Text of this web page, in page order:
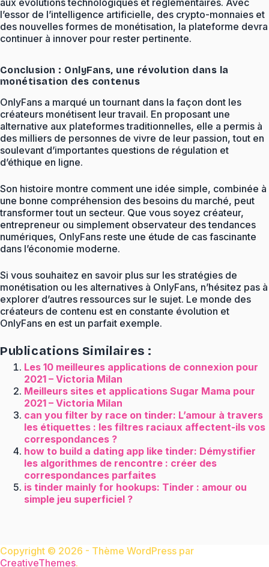
aux évolutions technologiques et réglementaires. Avec
l’essor de l’intelligence artificielle, des crypto-monnaies et
des nouvelles formes de monétisation, la plateforme devra
continuer à innover pour rester pertinente.
Conclusion : OnlyFans, une révolution dans la
monétisation des contenus
OnlyFans a marqué un tournant dans la façon dont les
créateurs monétisent leur travail. En proposant une
alternative aux plateformes traditionnelles, elle a permis à
des milliers de personnes de vivre de leur passion, tout en
soulevant d’importantes questions de régulation et
d’éthique en ligne.
Son histoire montre comment une idée simple, combinée à
une bonne compréhension des besoins du marché, peut
transformer tout un secteur. Que vous soyez créateur,
entrepreneur ou simplement observateur des tendances
numériques, OnlyFans reste une étude de cas fascinante
dans l’économie moderne.
Si vous souhaitez en savoir plus sur les stratégies de
monétisation ou les alternatives à OnlyFans, n’hésitez pas à
explorer d’autres ressources sur le sujet. Le monde des
créateurs de contenu est en constante évolution et
OnlyFans en est un parfait exemple.
Publications Similaires :
Les 10 meilleures applications de connexion pour
2021 – Victoria Milan
Meilleurs sites et applications Sugar Mama pour
2021 – Victoria Milan
can you filter by race on tinder: L’amour à travers
les étiquettes : les filtres raciaux affectent-ils vos
correspondances ?
how to build a dating app like tinder: Démystifier
les algorithmes de rencontre : créer des
correspondances parfaites
is tinder mainly for hookups: Tinder : amour ou
simple jeu superficiel ?
Copyright © 2026 - Thème WordPress par
CreativeThemes.